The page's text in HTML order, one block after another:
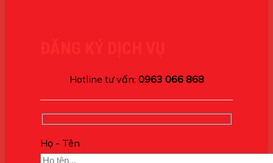
Hotline tư vấn: 0963 066 868
Họ - Tên